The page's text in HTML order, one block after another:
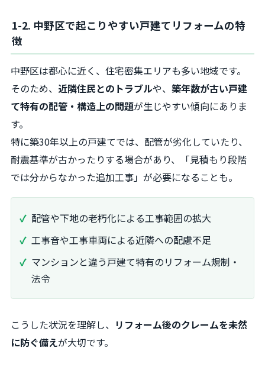
1-2. 中野区で起こりやすい戸建てリフォームの特
徴
中野区は都心に近く、住宅密集エリアも多い地域です。
そのため、 近隣住民とのトラブルや、 築年数が古い戸建
て特有の配管・構造上の問題が生じやすい傾向にありま
す。
特に築30年以上の戸建てでは、配管が劣化していたり、
耐震基準が古かったりする場合があり、「見積もり段階
では分からなかった追加工事」が必要になることも。
配管や下地の老朽化による工事範囲の拡大
工事音や工事車両による近隣への配慮不足
マンションと違う戸建て特有のリフォーム規制・
法令
こうした状況を理解し、 リフォーム後のクレームを未然
に防ぐ備えが大切です。